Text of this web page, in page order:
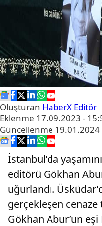
Oluşturan HaberX Editör
Eklenme 17.09.2023 -
Güncellenme 19.01.2024
İstanbul’da
editörü Gökhan
uğurlandı.
gerçekleşen
Gökhan Abur’un